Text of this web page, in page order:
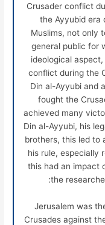
Crusader conflict
the Ayyubid era
Muslims, not only
general public for
ideological
conflict during the
Din al-Ayyubi and
fought the
achieved many
Din al-Ayyubi, his
brothers, this led to
his rule, especially
this had an impact
the
1.Jerusalem was
Crusades against